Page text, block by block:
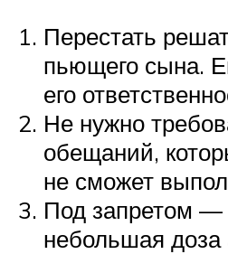
Перестать
пьющего сына.
его
Не нужно
обещаний,
не сможет
Под запретом
небольшая доза